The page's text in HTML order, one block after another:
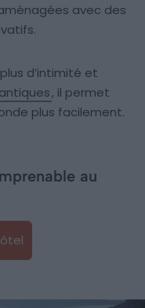
avec des
d’intimité et
, il permet
plus facilement.
au